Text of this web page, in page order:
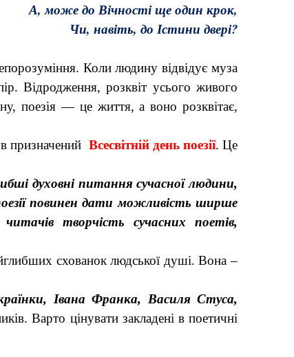
А, може до Вічності ще один крок,
Чи, навіть, до Істини двері?
Коли людину відвідує муза
Відродження, розквіт усього живого
поезія — це життя, а воно розквітає,
призначений Всесвітній день поезії. Це
духовні питання сучасної людини,
повинен дати можливість ширше
творчість сучасних поетів,
схованок людської душі. Вона –
Івана Франка, Василя Стуса,
Варто цінувати закладені в поетичні